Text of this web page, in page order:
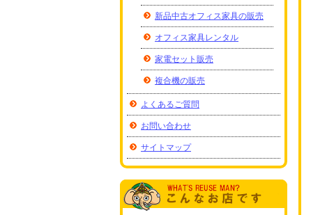
新品中古オフィス家具の販売
オフィス家具レンタル
家電セット販売
複合機の販売
よくあるご質問
お問い合わせ
サイトマップ